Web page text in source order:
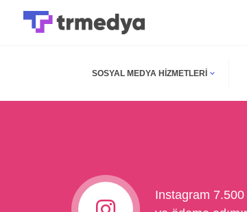
SOSYAL MEDYA HIZMETLERI
Instagram